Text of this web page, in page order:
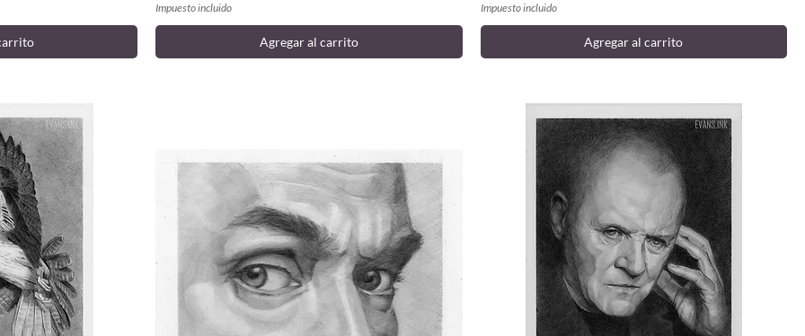
Impuesto incluido
Agregar al carrito
Impuesto incluido
Agregar al carrito